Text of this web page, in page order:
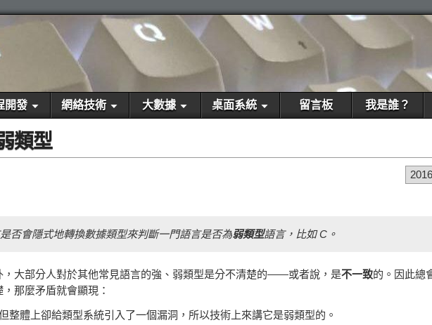
開發 網絡技術 大數據 桌面系統 留言板 我是誰？
類型
否會隱式地轉換數據類型來判斷一門語言是否為弱類型語言，比如 C。
，大部分人對於其他常見語言的強、弱類型是分不清楚的——或者說，是不一致的。因此總
那麼矛盾就會顯現：
整體上卻給類型系統引入了一個漏洞，所以技術上來講它是弱類型的。